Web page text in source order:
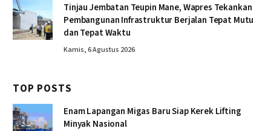
Tinjau Jembatan Teupin Mane, Wapres Tekankan
Pembangunan Infrastruktur Berjalan Tepat Mutu
dan Tepat Waktu
Kamis, 6 Agustus 2026
TOP POSTS
Enam Lapangan Migas Baru Siap Kerek Lifting
Minyak Nasional